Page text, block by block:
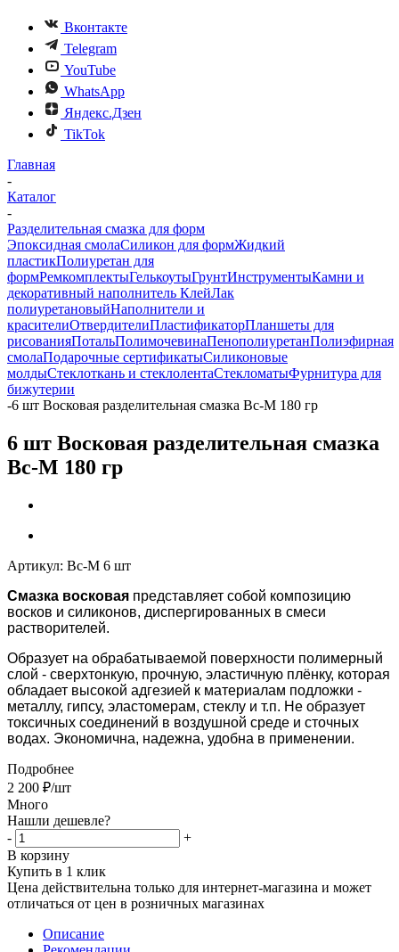
Вконтакте
Telegram
YouTube
WhatsApp
Яндекс.Дзен
TikTok
Главная
-
Каталог
-
Разделительная смазка для форм
Эпоксидная смолаСиликон для формЖидкий
пластикПолиуретан для
формРемкомплектыГелькоутыГрунтИнструментыКамни и
декоративный наполнитель КлейЛак
полиуретановыйНаполнители и
красителиОтвердителиПластификаторПланшеты для
рисованияПотальПолимочевинаПенополиуретанПолиэфирная
смолаПодарочные сертификатыСиликоновые
молдыСтеклоткань и стеклолентаСтекломатыФурнитура для
бижутерии
-6 шт Восковая разделительная смазка Вс-М 180 гр
6 шт Восковая разделительная смазка
Вс-М 180 гр
Артикул: Вс-М 6 шт
Смазка восковая представляет собой композицию
восков и силиконов, диспергированных в смеси
растворителей.
Образует на обрабатываемой поверхности полимерный
слой - сверхтонкую, прочную, эластичную плёнку, которая
обладает высокой адгезией к материалам подложки -
металлу, гипсу, эластомерам, стеклу и т.п. Не образует
токсичных соединений в воздушной среде и сточных
водах. Экономична, надежна, удобна в применении.
Подробнее
2 200 ₽/шт
Много
Нашли дешевле?
-
+
В корзину
Купить в 1 клик
Цена действительна только для интернет-магазина и может
отличаться от цен в розничных магазинах
Описание